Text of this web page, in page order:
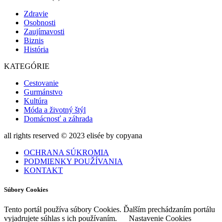
Zdravie
Osobnosti
Zaujímavosti
Biznis
História
KATEGÓRIE
Cestovanie
Gurmánstvo
Kultúra
Móda a životný štýl
Domácnosť a záhrada
all rights reserved © 2023 elisée by copyana
OCHRANA SÚKROMIA
PODMIENKY POUŽÍVANIA
KONTAKT
Súbory Cookies
Tento portál používa súbory Cookies. Ďalším prechádzaním portálu
vyjadrujete súhlas s ich používaním.
Nastavenie Cookies